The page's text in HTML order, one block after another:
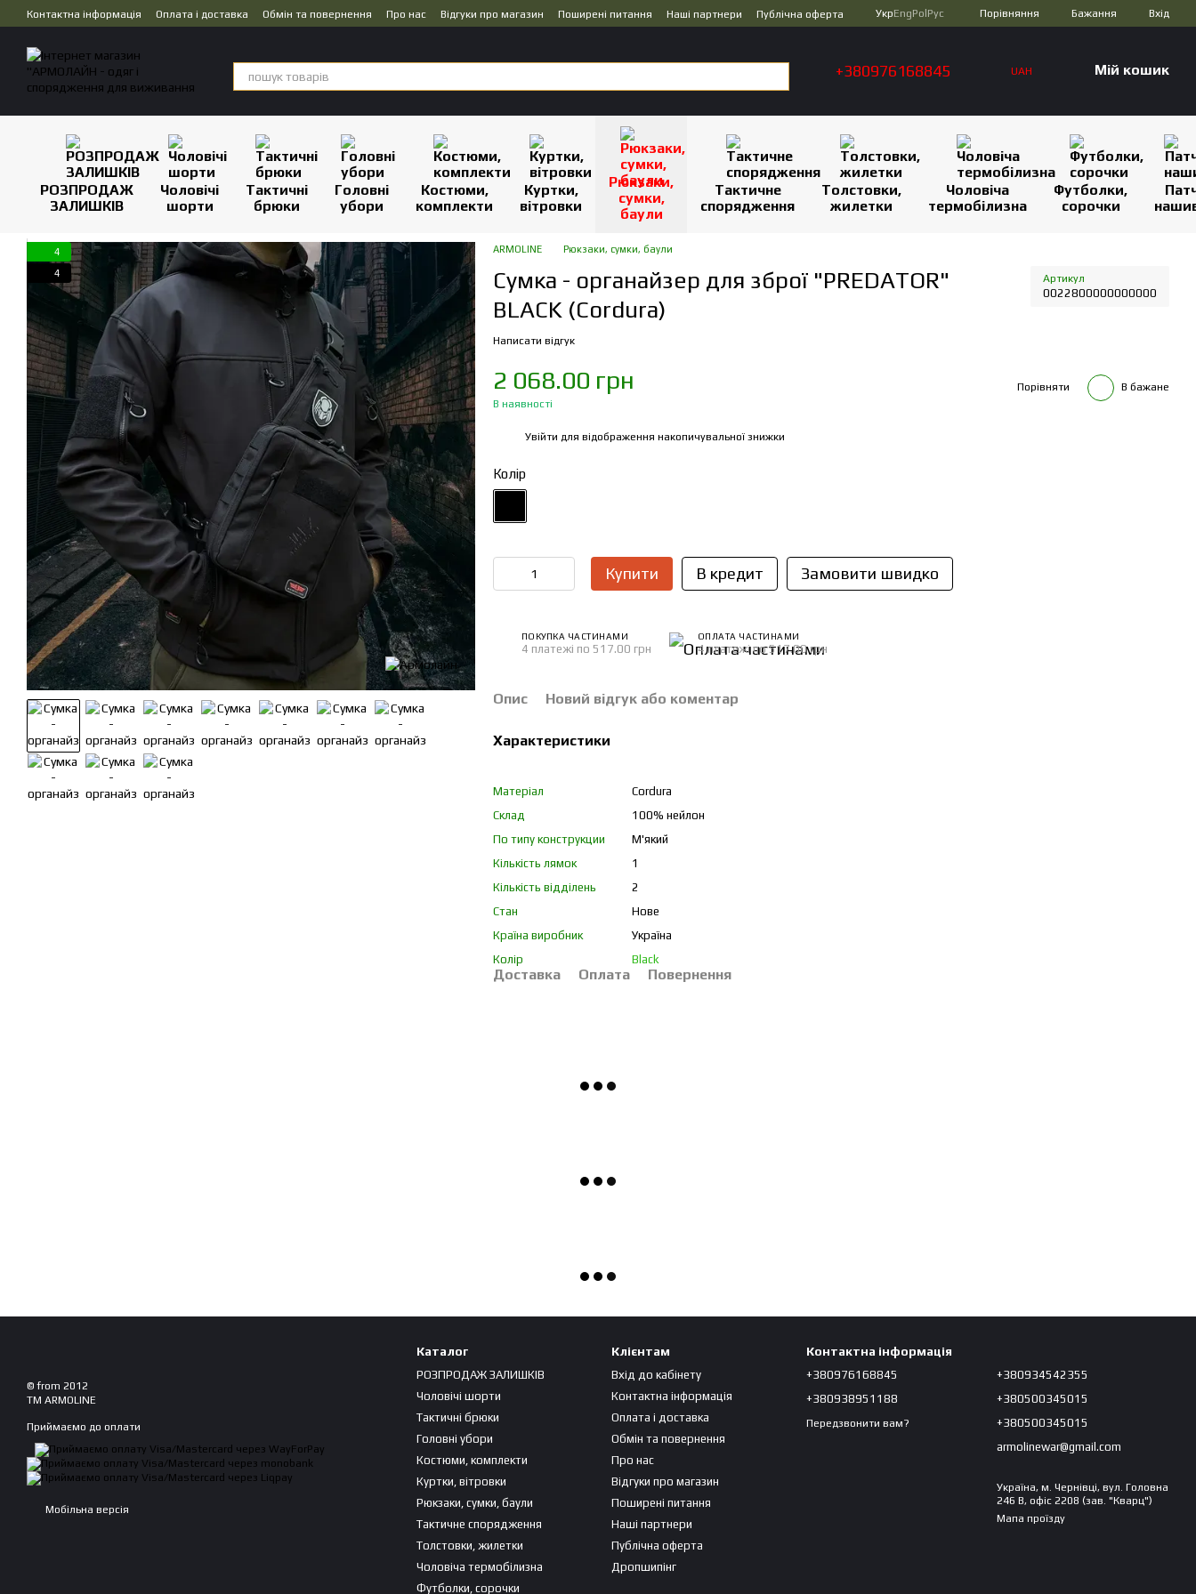
Перейти до основного контенту
Контактна інформація Оплата і доставка Обмін та повернення Про нас Відгуки про магазин Поширені питання Наші партнери
Публічна оферта
УкрEngPol Рус Порівняння Бажання Вхід
+380976168845 UAH Мій кошик
РОЗПРОДАЖ
ЗАЛИШКІВ
Чоловічі
шорти
Тактичні
брюки
Головні
убори
Костюми,
комплекти
Куртки,
вітровки
Рюкзаки,
сумки,
баули
Тактичне
спорядження
Толстовки,
жилетки
Чоловіча
термобілизна
Футболки,
сорочки
4
4
ARMOLINE Рюкзаки, сумки, баули
Сумка - органайзер для зброї "PREDATOR"
BLACK (Cordura)
Артикул
0022800000000000
Написати відгук
2 068.00 грн
В наявності
Порівняти В бажане
Увійти для відображення накопичувальної знижки
Колір
Купити В кредит Замовити швидко
ПОКУПКА ЧАСТИНАМИ
4 платежі по 517.00 грн
ОПЛАТА ЧАСТИНАМИ
4 платежі по 517.00 грн
Опис Новий відгук або коментар
Характеристики
Матеріал
Cordura
Склад
100% нейлон
По типу конструкции
М'який
Кількість лямок
1
Кількість відділень
2
Стан
Нове
Країна виробник
Україна
Колір
Black
Доставка Оплата Повернення
© from 2012
TM ARMOLINE
Приймаємо до оплати
Мобільна версія
Каталог
РОЗПРОДАЖ ЗАЛИШКІВ
Чоловічі шорти
Тактичні брюки
Головні убори
Костюми, комплекти
Куртки, вітровки
Рюкзаки, сумки, баули
Тактичне спорядження
Толстовки, жилетки
Чоловіча термобілизна
Футболки, сорочки
Клієнтам
Вхід до кабінету
Контактна інформація
Оплата і доставка
Обмін та повернення
Про нас
Відгуки про магазин
Поширені питання
Наші партнери
Публічна оферта
Дропшипінг
Контактна інформація
+380976168845
+380938951188
Передзвонити вам?
+380934542355
+380500345015
+380500345015
armolinewar@gmail.com
Україна, м. Чернівці, вул. Головна
246 В, офіс 2208 (зав. "Кварц")
Мапа проїзду